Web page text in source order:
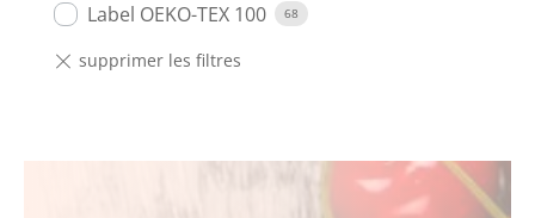
Label OEKO-TEX 100 68